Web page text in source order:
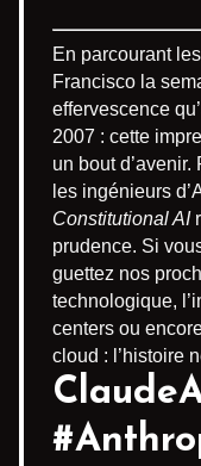
En parcourant
Francisco la
effervescence
2007 : cette
un bout
les ingénieurs
Constitutional AI
prudence. Si
guettez nos
technologique,
centers ou
cloud : l’histoire